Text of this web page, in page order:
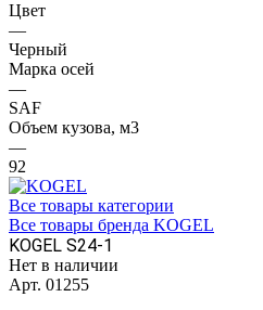
Цвет
—
Черный
Марка осей
—
SAF
Объем кузова, м3
—
92
Все товары категории
Все товары бренда KOGEL
KOGEL S24-1
Нет в наличии
Арт. 01255